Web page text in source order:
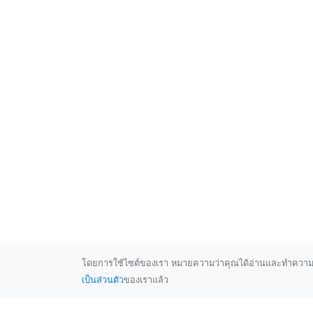
โดยการใช้ไซต์ของเรา หมายความว่าคุณได้อ่านและทำความ
เป็นส่วนตัวของเราแล้ว